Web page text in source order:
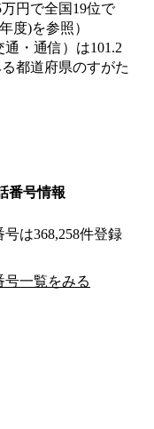
円で全国19位で
度)を参照）
・通信）は101.2
都道府県のすがた
番号情報
は368,258件登録
号一覧をみる